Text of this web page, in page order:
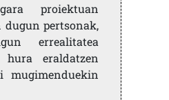
proiektuan
dugun pertsonak,
errealitatea
hura eraldatzen
mugimenduekin